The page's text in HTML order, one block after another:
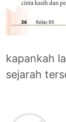
kapankah
sejarah